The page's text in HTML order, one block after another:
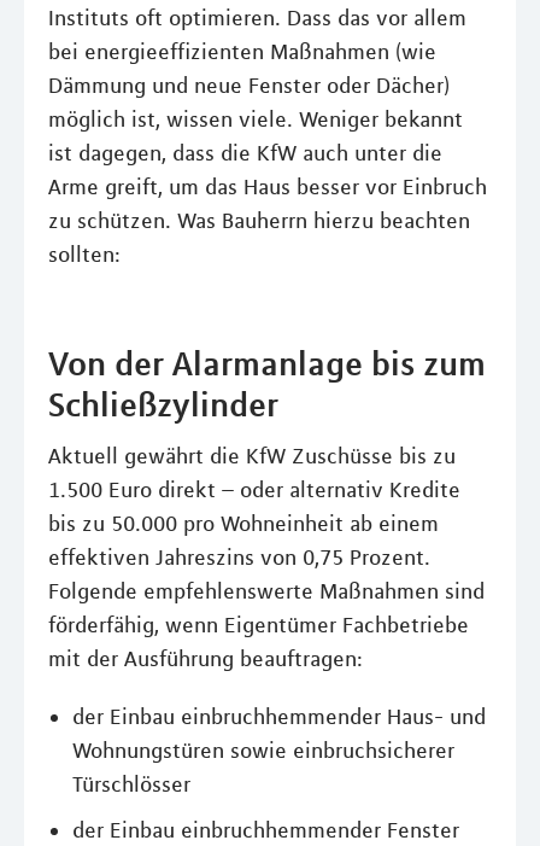
Instituts oft optimieren. Dass das vor allem
bei energieeffizienten Maßnahmen (wie
Dämmung und neue Fenster oder Dächer)
möglich ist, wissen viele. Weniger bekannt
ist dagegen, dass die KfW auch unter die
Arme greift, um das Haus besser vor Einbruch
zu schützen. Was Bauherrn hierzu beachten
sollten:
Von der Alarmanlage bis zum
Schließzylinder
Aktuell gewährt die KfW Zuschüsse bis zu
1.500 Euro direkt – oder alternativ Kredite
bis zu 50.000 pro Wohneinheit ab einem
effektiven Jahreszins von 0,75 Prozent.
Folgende empfehlenswerte Maßnahmen sind
förderfähig, wenn Eigentümer Fachbetriebe
mit der Ausführung beauftragen:
der Einbau einbruchhemmender Haus- und
Wohnungstüren sowie einbruchsicherer
Türschlösser
der Einbau einbruchhemmender Fenster